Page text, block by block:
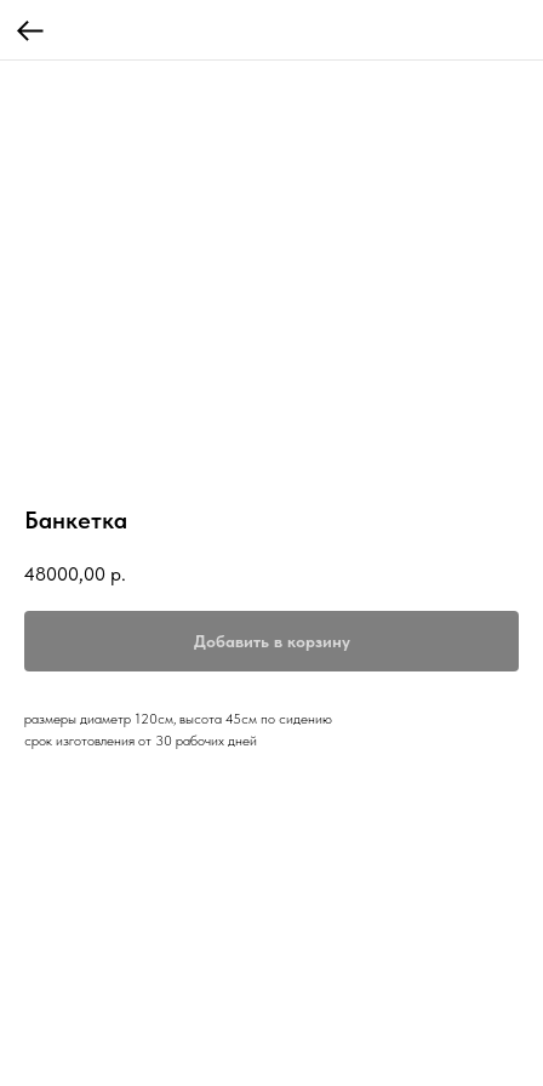
Банкетка
48000,00 р.
Добавить в корзину
размеры диаметр 120см, высота 45см по сидению
срок изготовления от 30 рабочих дней